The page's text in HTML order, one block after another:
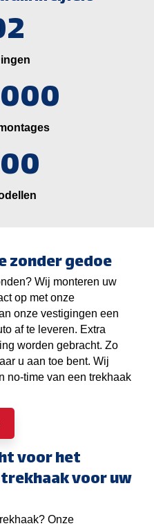
zonder gedoe
Wij monteren uw
op met onze
onze vestigingen een
af te leveren. Extra
worden gebracht. Zo
u aan toe bent. Wij
no-time van een trekhaak
voor het
voor uw
Onze